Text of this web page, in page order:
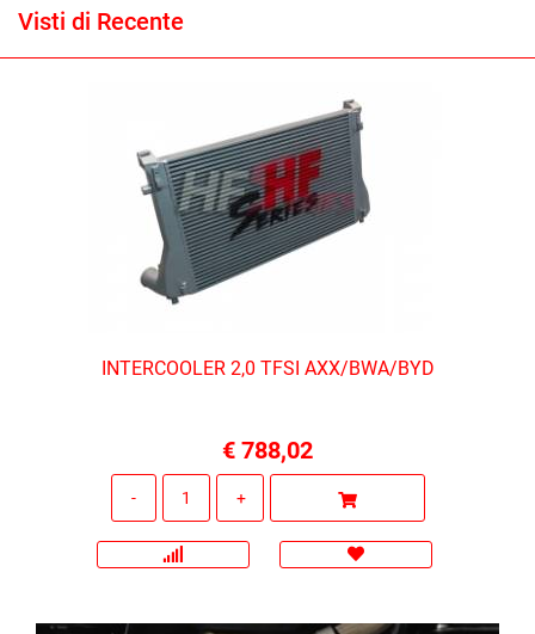
Visti di Recente
INTERCOOLER 2,0 TFSI AXX/BWA/BYD
€ 788,02